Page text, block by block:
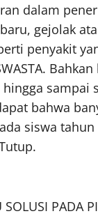
dalam
gejolak
penyakit
sampai
bahwa
siswa
PADA